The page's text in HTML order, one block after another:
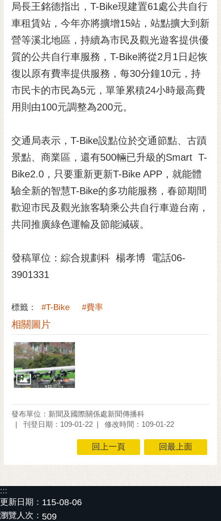
網
站
導
覽
訂
閱
RSS
訂
子
報
市
民
信
箱
English
本
私
權
及
安
全
政
策
網
資
料
市
府
交
局長王銘德指出，T-Bike現建置61處公共自行
車租賃站，今年亦將擴增15站，站點擴大到新
營等溪北地區，持續為市民及觀光遊客提供優
質的公共自行車服務，T-Bike將從2月1日起恢
復以原有費率提供服務，每30分鐘10元，持
市民卡的市民為5元，單筆累積24小時最高費
用則由100元調整為200元。
交通局表示，T-Bike設點位於交通節點、古蹟
景點、商業區，還有500輛已升級的Smart T-
Bike2.0，只要重新更新T-Bike APP，就能體
驗全新的智慧T-Bike的多功能服務，春節期間
歡迎市民及觀光旅客騎乘公共自行車遊台南，
共同推廣綠色運輸及節能減碳。
發稿單位：綜合規劃科 楊孝博 電話06-
3901331
標籤： #T-Bike #費率
相關圖片
發布單位：新聞及國際關係處新聞傳播科
刊登日期：109-01-22
修改時間：109-01-22
回上一頁 回最上面
:::
更新日期： 115-08-06
瀏覽人次： 509